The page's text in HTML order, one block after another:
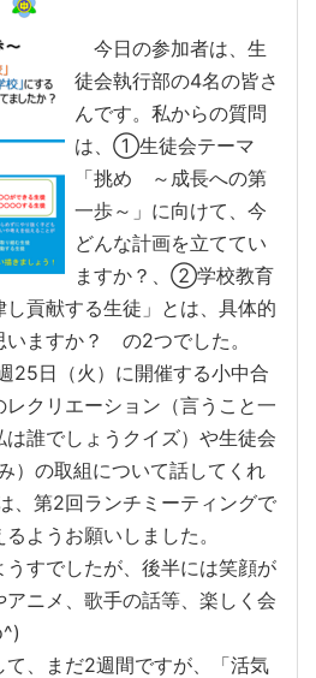
今日の参加者は、生
徒会執行部の4名の皆さ
んです。私からの質問
は、①生徒会テーマ
「挑め ～成長への第
一歩～」に向けて、今
どんな計画を立ててい
ますか？、②学校教育
貢献する生徒」とは、具体的
いますか？ の2つでした。
日（火）に開催する小中合
クリエーション（言うこと一
誰でしょうクイズ）や生徒会
）の取組について話してくれ
第2回ランチミーティングで
ようお願いしました。
すでしたが、後半には笑顔が
アニメ、歌手の話等、楽しく会
、まだ2週間ですが、「活気